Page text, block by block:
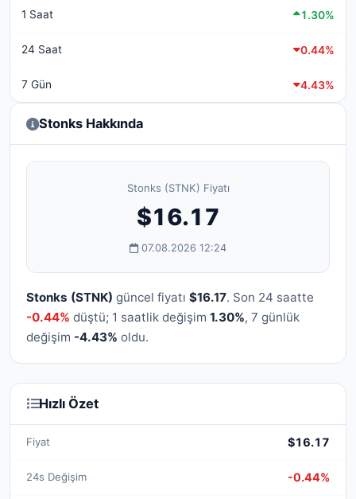
1 Saat 1.30%
24 Saat 0.44%
7 Gün 4.43%
Stonks Hakkında
Stonks (STNK) Fiyatı
$16.17
07.08.2026 12:24
Stonks (STNK) güncel fiyatı $16.17. Son 24 saatte
-0.44% düştü; 1 saatlik değişim 1.30%, 7 günlük
değişim -4.43% oldu.
Hızlı Özet
Fiyat $16.17
24s Değişim -0.44%